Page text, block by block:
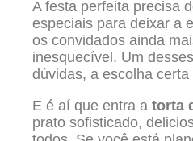
A festa perfeita precisa
especiais para deixar a
os convidados ainda
inesquecível. Um
dúvidas, a escolha certa
E é aí que entra a torta
prato sofisticado,